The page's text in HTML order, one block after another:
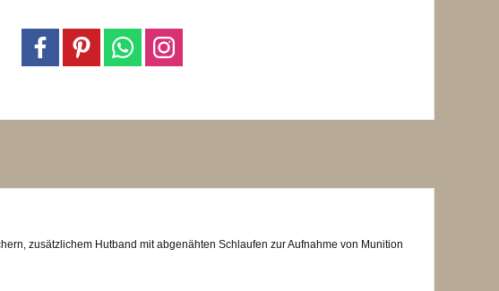
zusätzlichem Hutband mit abgenähten Schlaufen zur Aufnahme von Munition